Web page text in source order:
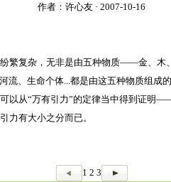
作者：许心友 · 2007-10-16
繁复杂，无非是由五种物质——金、木
流、生命个体...都是由这五种物质组成
以从“万有引力”的定律当中得到证明
力有大小之分而已。
1 2 3